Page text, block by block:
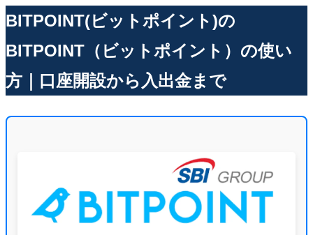
BITPOINT(ビットポイント)の
BITPOINT（ビットポイント）の使い
方｜口座開設から入出金まで